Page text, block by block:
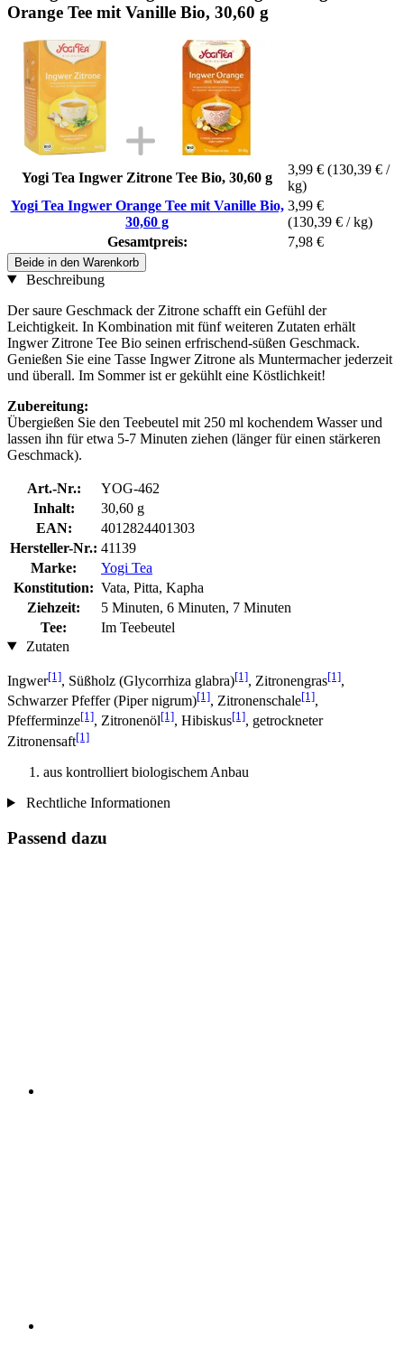
Orange Tee mit Vanille Bio, 30,60 g
Yogi Tea Ingwer Zitrone Tee Bio, 30,60 g
3,99 € (130,39 € /
kg)
Yogi Tea Ingwer Orange Tee mit Vanille Bio,
30,60 g
3,99 €
(130,39 € / kg)
Gesamtpreis:
7,98 €
Beide in den Warenkorb
Beschreibung
Der saure Geschmack der Zitrone schafft ein Gefühl der
Leichtigkeit. In Kombination mit fünf weiteren Zutaten erhält
Ingwer Zitrone Tee Bio seinen erfrischend-süßen Geschmack.
Genießen Sie eine Tasse Ingwer Zitrone als Muntermacher jederzeit
und überall. Im Sommer ist er gekühlt eine Köstlichkeit!
Zubereitung:
Übergießen Sie den Teebeutel mit 250 ml kochendem Wasser und
lassen ihn für etwa 5-7 Minuten ziehen (länger für einen stärkeren
Geschmack).
Art.-Nr.:
YOG-462
Inhalt:
30,60 g
EAN:
4012824401303
Hersteller-Nr.: 41139
Marke:
Yogi Tea
Konstitution: Vata, Pitta, Kapha
Ziehzeit:
5 Minuten, 6 Minuten, 7 Minuten
Tee:
Im Teebeutel
Zutaten
Ingwer[1], Süßholz (Glycorrhiza glabra)[1], Zitronengras[1],
Schwarzer Pfeffer (Piper nigrum)[1], Zitronenschale[1],
Pfefferminze[1], Zitronenöl[1], Hibiskus[1], getrockneter
Zitronensaft[1]
aus kontrolliert biologischem Anbau
Rechtliche Informationen
Passend dazu